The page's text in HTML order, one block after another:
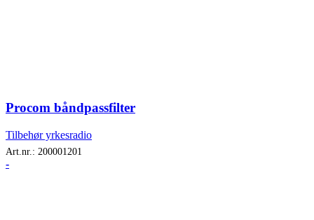
Procom båndpassfilter
Tilbehør yrkesradio
Art.nr.: 200001201
-